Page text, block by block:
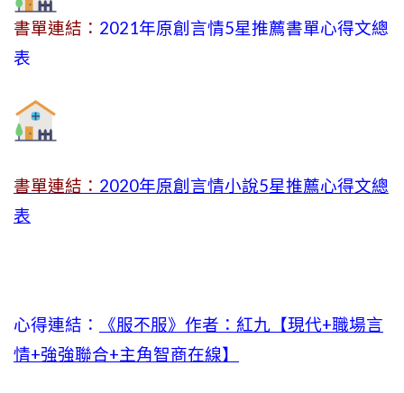
書單連結： 2021年原創言情5星推薦書單心得文總
表
書單連結： 2020年原創言情小說5星推薦心得文總
表
心得連結：
《服不服》作者：紅九【現代+職場言
情+強強聯合+主角智商在線】